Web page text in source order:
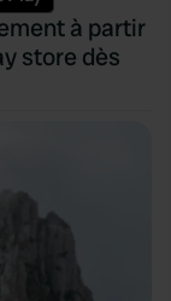
à partir
store dès